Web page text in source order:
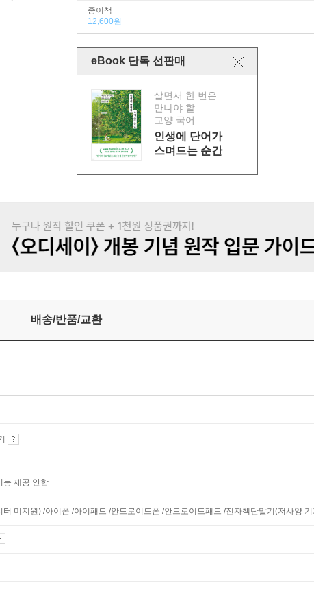
종이책
12,600원
eBook 단독 선판매
살면서 한 번은
만나야 할
교양 국어
인생에 단어가
스며드는 순간
배송/반품/교환
능 제공 안함
터 미지원) /아이폰 /아이패드 /안드로이드폰 /안드로이드패드 /전자책단말기(저사양